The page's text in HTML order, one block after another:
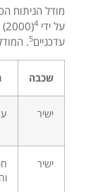
מודל הניתוח
על ידי (2000)4
עדכניים5
.
שכבה
ישיר
ישיר